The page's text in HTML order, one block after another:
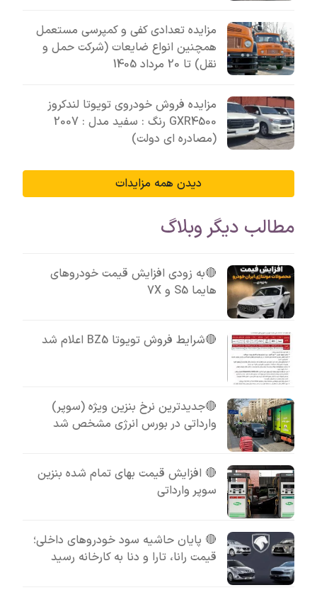
مزایده تعدادی کفی و کمپرسی مستعمل
همچنین انواع ضایعات (شرکت حمل و
نقل) تا 20 مرداد 1405
مزایده فروش خودروی تویوتا لندکروز
GXR4500 رنگ : سفید مدل : 2007
(مصادره ای دولت)
دیدن همه مزایدات
مطالب دیگر وبلاگ
🔴به زودی افزایش قیمت خودروهای
هایما S5 و 7X
🔴شرایط فروش تویوتا BZ5 اعلام شد
🔴جدیدترین نرخ بنزین ویژه (سوپر)
وارداتی در بورس انرژی مشخص شد
🔴 افزایش قیمت بهای تمام شده بنزین
سوپر وارداتی
🔴 پایان حاشیه سود خودروهای داخلی؛
قیمت رانا، تارا و دنا به کارخانه رسید